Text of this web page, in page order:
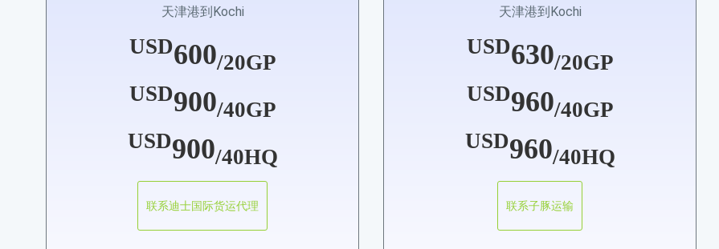
天津港到Kochi
USD600/20GP
USD900/40GP
USD900/40HQ
联系迪士国际货运代理
天津港到Kochi
USD630/20GP
USD960/40GP
USD960/40HQ
联系子豚运输